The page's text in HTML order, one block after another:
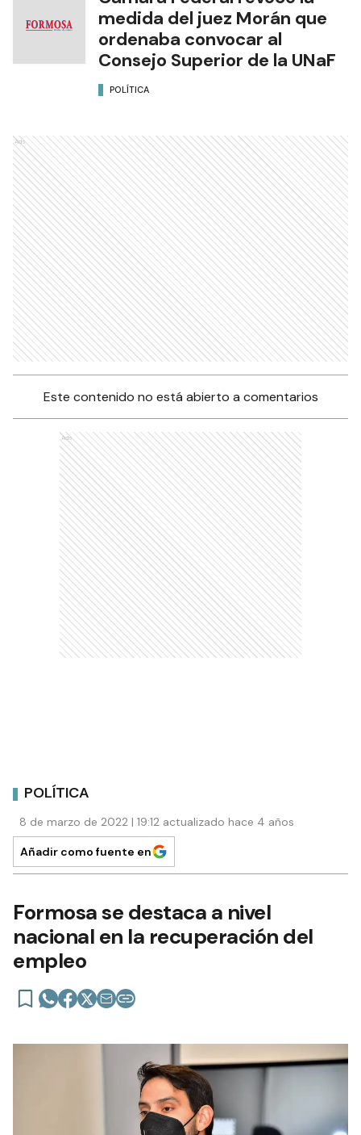
medida del juez Morán que
ordenaba convocar al
Consejo Superior de la UNaF
POLÍTICA
Ads
Este contenido no está abierto a comentarios
Ads
POLÍTICA
8 de marzo de 2022 | 19:12 actualizado hace 4 años
Añadir como fuente en
Formosa se destaca a nivel
nacional en la recuperación del
empleo